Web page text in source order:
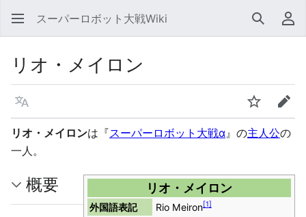
スーパーロボット大戦Wiki 検索 利
リオ・メイロン
言語 ウォッチ編集
リオ・メイロンは『スーパーロボット大戦α』の主人公の
一人。
リオ・メイロン
外国語表記 Rio Meiron[1
概要